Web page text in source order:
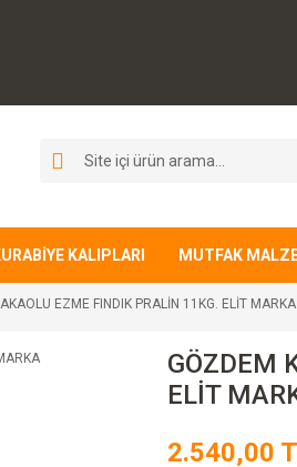
KALIPLARI MUTFAK
EZME FINDIK PRALİN 11KG. ELİT MARKA
GÖZDEM
ELİT
2.540,00